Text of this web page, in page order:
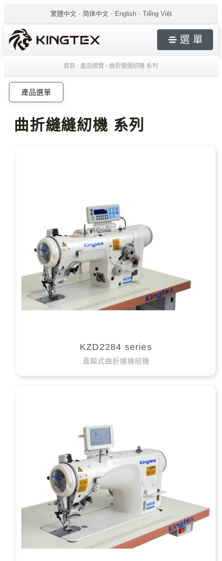
繁體中文 简体中文 English Tiếng Việt
選 單
首頁 / 產品總覽 / 曲折縫縫紉機 系列
產品選單
曲折縫縫紉機 系列
KZD2284 series
直驅式曲折縫縫紉機